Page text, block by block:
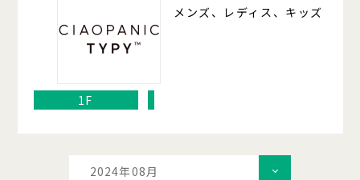
メンズ、レディス、キッズ
1F
2024年08月